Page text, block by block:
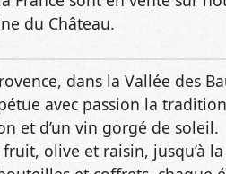
dans la Vallée des
avec passion la tradition
et d’un vin gorgé de soleil.
olive et raisin, jusqu’à
et coffrets, chaque